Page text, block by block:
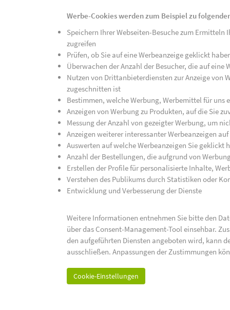
Werbe-Cookies werden zum Beispiel zu
Speichern Ihrer Webseiten-Besuche zum
zugreifen
Prüfen, ob Sie auf eine Werbeanzeige geklickt
Überwachen der Anzahl der Besucher, die auf
Nutzen von Drittanbieterdiensten zur Anzeige von
zugeschnitten ist
Bestimmen, welche Werbung, Werbemittel für uns
Anzeigen von Werbung zu Produkten, auf die Sie
Messung der Anzahl von gezeigter Werbung, um
Anzeigen weiterer interessanter Werbeanzeigen
Auswerten auf welche Werbeanzeigen Sie geklickt
Anzahl der Bestellungen, die aufgrund von
Erstellen der Profile für personalisierte Inhalte,
Verstehen des Publikums durch Statistiken oder
Entwicklung und Verbesserung der Dienste
Weitere Informationen entnehmen Sie bitte den
über das Consent-Management-Tool einsehbar.
den aufgeführten Diensten angeboten wird, kann
ausschließen. Anpassungen der Zustimmungen
Cookie-Einstellungen